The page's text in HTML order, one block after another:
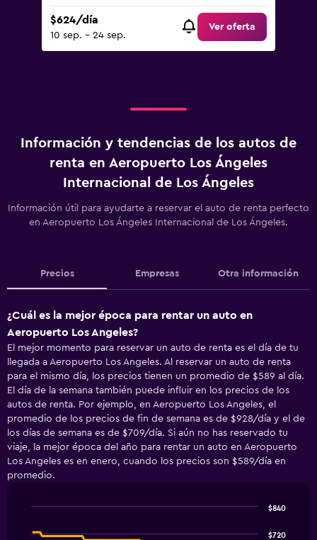
$624/día
10 sep. - 24 sep.
Ver oferta
Información y tendencias de los autos de
renta en Aeropuerto Los Ángeles
Internacional de Los Ángeles
Información útil para ayudarte a reservar el auto de renta perfecto
en Aeropuerto Los Ángeles Internacional de Los Ángeles.
Precios Empresas Otra información
¿Cuál es la mejor época para rentar un auto en
Aeropuerto Los Angeles?
El mejor momento para reservar un auto de renta es el día de tu
llegada a Aeropuerto Los Angeles. Al reservar un auto de renta
para el mismo día, los precios tienen un promedio de $589 al día.
El día de la semana también puede influir en los precios de los
autos de renta. Por ejemplo, en Aeropuerto Los Angeles, el
promedio de los precios de fin de semana es de $928/día y el de
los días de semana es de $709/día. Si aún no has reservado tu
viaje, la mejor época del año para rentar un auto en Aeropuerto
Los Angeles es en enero, cuando los precios son $589/día en
promedio.
chart
graphic.
$720
$840